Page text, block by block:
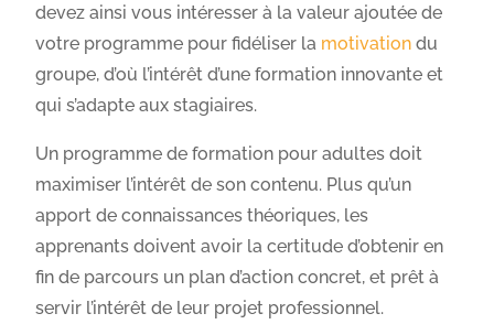
devez ainsi vous intéresser à la valeur ajoutée de
votre programme pour fidéliser la motivation du
groupe, d’où l’intérêt d’une formation innovante et
qui s’adapte aux stagiaires.
Un programme de formation pour adultes doit
maximiser l’intérêt de son contenu. Plus qu’un
apport de connaissances théoriques, les
apprenants doivent avoir la certitude d’obtenir en
fin de parcours un plan d’action concret, et prêt à
servir l’intérêt de leur projet professionnel.